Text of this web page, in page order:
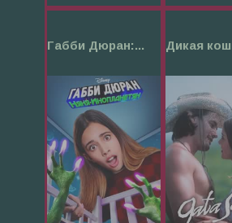
Габби Дюран:... Дикая